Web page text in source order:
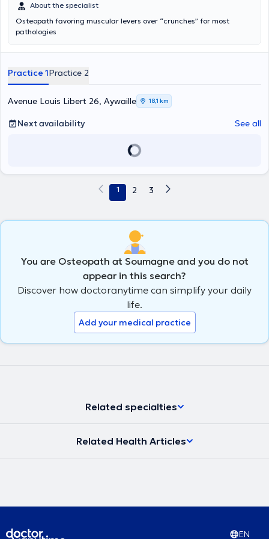
About the specialist
Osteopath favoring muscular levers over “crunches” for most
pathologies
Practice 1Practice 2
Avenue Louis Libert 26, Aywaille 18,1 km
Next availability See all
1 2 3
You are Osteopath at Soumagne and you do not
appear in this search?
Discover how doctoranytime can simplify your daily
life.
Add your medical practice
Related specialties
Related Health Articles
EN